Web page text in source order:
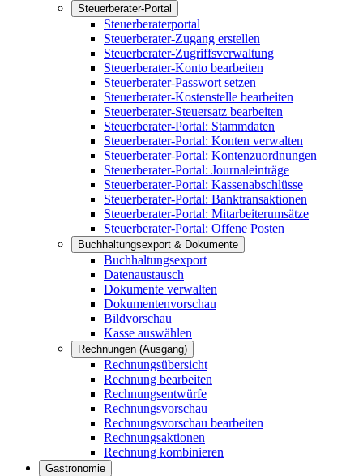
Steuerberater-Portal
Steuerberaterportal
Steuerberater-Zugang erstellen
Steuerberater-Zugriffsverwaltung
Steuerberater-Konto bearbeiten
Steuerberater-Passwort setzen
Steuerberater-Kostenstelle bearbeiten
Steuerberater-Steuersatz bearbeiten
Steuerberater-Portal: Stammdaten
Steuerberater-Portal: Konten verwalten
Steuerberater-Portal: Kontenzuordnungen
Steuerberater-Portal: Journaleinträge
Steuerberater-Portal: Kassenabschlüsse
Steuerberater-Portal: Banktransaktionen
Steuerberater-Portal: Mitarbeiterumsätze
Steuerberater-Portal: Offene Posten
Buchhaltungsexport & Dokumente
Buchhaltungsexport
Datenaustausch
Dokumente verwalten
Dokumentenvorschau
Bildvorschau
Kasse auswählen
Rechnungen (Ausgang)
Rechnungsübersicht
Rechnung bearbeiten
Rechnungsentwürfe
Rechnungsvorschau
Rechnungsvorschau bearbeiten
Rechnungsaktionen
Rechnung kombinieren
Gastronomie